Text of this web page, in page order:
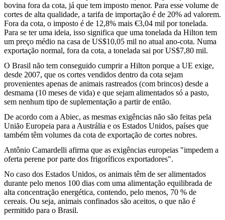
bovina fora da cota, já que tem imposto menor. Para esse volume de
cortes de alta qualidade, a tarifa de importação é de 20% ad valorem.
Fora da cota, o imposto é de 12,8% mais €3,04 mil por tonelada.
Para se ter uma ideia, isso significa que uma tonelada da Hilton tem
um preço médio na casa de US$10,05 mil no atual ano-cota. Numa
exportação normal, fora da cota, a tonelada sai por US$7,80 mil.
O Brasil não tem conseguido cumprir a Hilton porque a UE exige,
desde 2007, que os cortes vendidos dentro da cota sejam
provenientes apenas de animais rastreados (com brincos) desde a
desmama (10 meses de vida) e que sejam alimentados só a pasto,
sem nenhum tipo de suplementação a partir de então.
De acordo com a Abiec, as mesmas exigências não são feitas pela
União Europeia para a Austrália e os Estados Unidos, países que
também têm volumes da cota de exportação de cortes nobres.
Antônio Camardelli afirma que as exigências europeias "impedem a
oferta perene por parte dos frigoríficos exportadores".
No caso dos Estados Unidos, os animais têm de ser alimentados
durante pelo menos 100 dias com uma alimentação equilibrada de
alta concentração energética, contendo, pelo menos, 70 % de
cereais. Ou seja, animais confinados são aceitos, o que não é
permitido para o Brasil.